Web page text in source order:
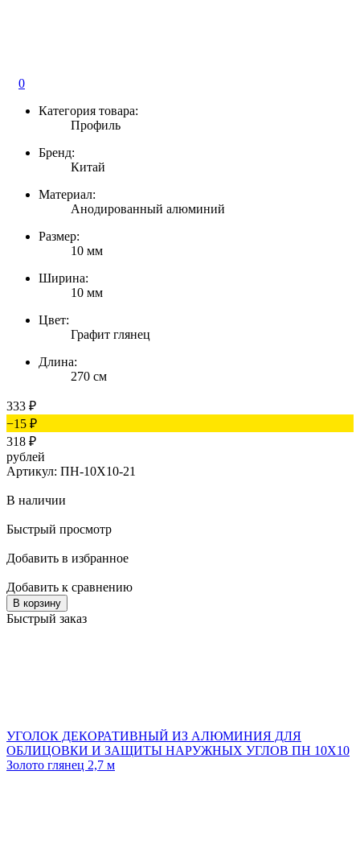
0
Категория товара:
Профиль
Бренд:
Китай
Материал:
Анодированный алюминий
Размер:
10 мм
Ширина:
10 мм
Цвет:
Графит глянец
Длина:
270 см
333 ₽
−15 ₽
318 ₽
рублей
Артикул: ПН-10Х10-21
В наличии
Быстрый просмотр
Добавить в избранное
Добавить к сравнению
В корзину
Быстрый заказ
УГОЛОК ДЕКОРАТИВНЫЙ ИЗ АЛЮМИНИЯ ДЛЯ
ОБЛИЦОВКИ И ЗАЩИТЫ НАРУЖНЫХ УГЛОВ ПН 10Х10
Золото глянец 2,7 м